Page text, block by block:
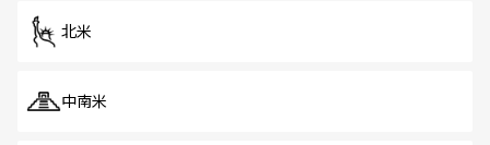
北米
中南米